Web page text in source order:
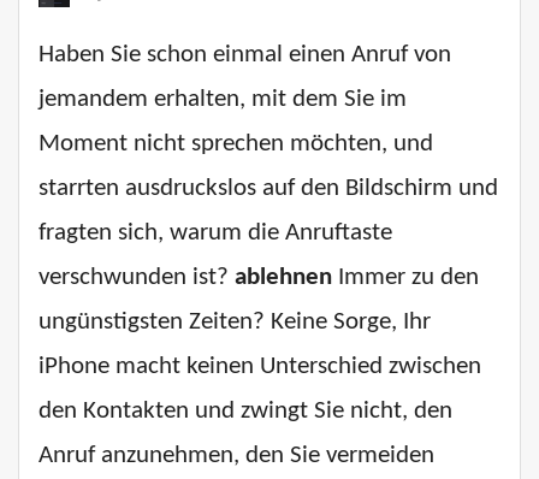
Haben Sie schon einmal einen Anruf von
jemandem erhalten, mit dem Sie im
Moment nicht sprechen möchten, und
starrten ausdruckslos auf den Bildschirm und
fragten sich, warum die Anruftaste
verschwunden ist? ablehnen Immer zu den
ungünstigsten Zeiten? Keine Sorge, Ihr
iPhone macht keinen Unterschied zwischen
den Kontakten und zwingt Sie nicht, den
Anruf anzunehmen, den Sie vermeiden